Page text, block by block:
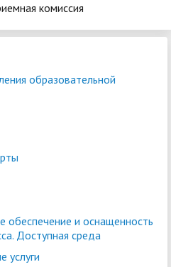
комиссия
образовательной
обеспечение и оснащенность
Доступная среда
услуги